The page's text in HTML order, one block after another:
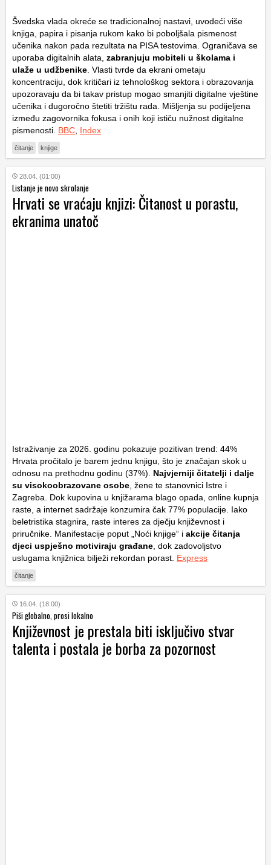
Švedska vlada okreće se tradicionalnoj nastavi, uvodeći više
knjiga, papira i pisanja rukom kako bi poboljšala pismenost
učenika nakon pada rezultata na PISA testovima. Ograničava se
uporaba digitalnih alata, zabranjuju mobiteli u školama i
ulaže u udžbenike. Vlasti tvrde da ekrani ometaju
koncentraciju, dok kritičari iz tehnološkog sektora i obrazovanja
upozoravaju da bi takav pristup mogao smanjiti digitalne vještine
učenika i dugoročno štetiti tržištu rada. Mišljenja su podijeljena
između zagovornika fokusa i onih koji ističu nužnost digitalne
pismenosti. BBC, Index
čitanje knjige
28.04. (01:00)
Listanje je novo skrolanje
Hrvati se vraćaju knjizi: Čitanost u porastu,
ekranima unatoč
Istraživanje za 2026. godinu pokazuje pozitivan trend: 44%
Hrvata pročitalo je barem jednu knjigu, što je značajan skok u
odnosu na prethodnu godinu (37%). Najvjerniji čitatelji i dalje
su visokoobrazovane osobe , žene te stanovnici Istre i
Zagreba. Dok kupovina u knjižarama blago opada, online kupnja
raste, a internet sadržaje konzumira čak 77% populacije. Iako
beletristika stagnira, raste interes za dječju književnost i
priručnike. Manifestacije poput „Noći knjige“ i akcije čitanja
djeci uspješno motiviraju građane , dok zadovoljstvo
uslugama knjižnica bilježi rekordan porast. Express
čitanje
16.04. (18:00)
Piši globalno, prosi lokalno
Književnost je prestala biti isključivo stvar
talenta i postala je borba za pozornost